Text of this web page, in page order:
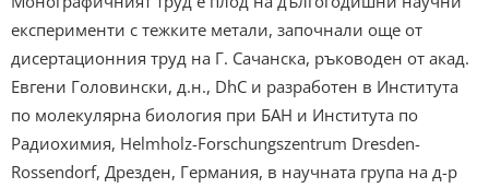
експерименти с тежките метали, започнали още от
дисертационния труд на Г. Сачанска, ръководен от акад.
Евгени Головински, д.н., DhC и разработен в Института
по молекулярна биология при БАН и Института по
Радиохимия, Helmholz-Forschungszentrum Dresden-
Rossendorf, Дрезден, Германия, в научната група на д-р